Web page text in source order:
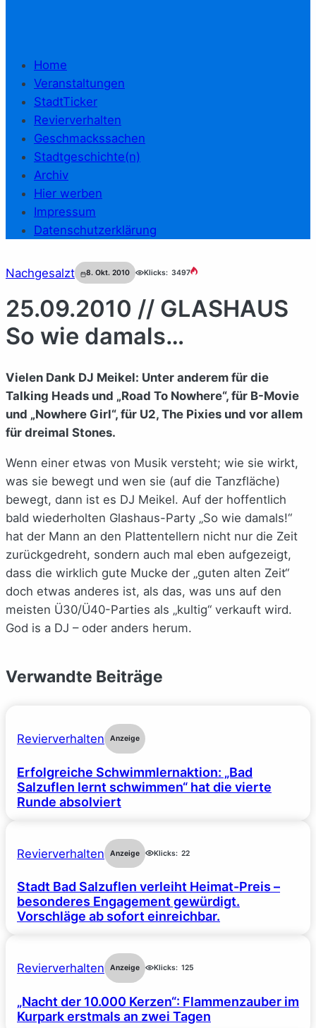
Home
Veranstaltungen
StadtTicker
Revierverhalten
Geschmackssachen
Stadtgeschichte(n)
Archiv
Hier werben
Impressum
Datenschutzerklärung
Nachgesalzt 8. Okt. 2010 Klicks: 3497
25.09.2010 // GLASHAUS
So wie damals…
Vielen Dank DJ Meikel: Unter anderem für die
Talking Heads und „Road To Nowhere“, für B-Movie
und „Nowhere Girl“, für U2, The Pixies und vor allem
für dreimal Stones.
Wenn einer etwas von Musik versteht; wie sie wirkt,
was sie bewegt und wen sie (auf die Tanzfläche)
bewegt, dann ist es DJ Meikel. Auf der hoffentlich
bald wiederholten Glashaus-Party „So wie damals!“
hat der Mann an den Plattentellern nicht nur die Zeit
zurückgedreht, sondern auch mal eben aufgezeigt,
dass die wirklich gute Mucke der „guten alten Zeit“
doch etwas anderes ist, als das, was uns auf den
meisten Ü30/Ü40-Parties als „kultig“ verkauft wird.
God is a DJ – oder anders herum.
Verwandte Beiträge
Revierverhalten Anzeige
Erfolgreiche Schwimmlernaktion: „Bad
Salzuflen lernt schwimmen“ hat die vierte
Runde absolviert
Revierverhalten Anzeige Klicks: 22
Stadt Bad Salzuflen verleiht Heimat-Preis –
besonderes Engagement gewürdigt.
Vorschläge ab sofort einreichbar.
Revierverhalten Anzeige Klicks: 125
„Nacht der 10.000 Kerzen“: Flammenzauber im
Kurpark erstmals an zwei Tagen